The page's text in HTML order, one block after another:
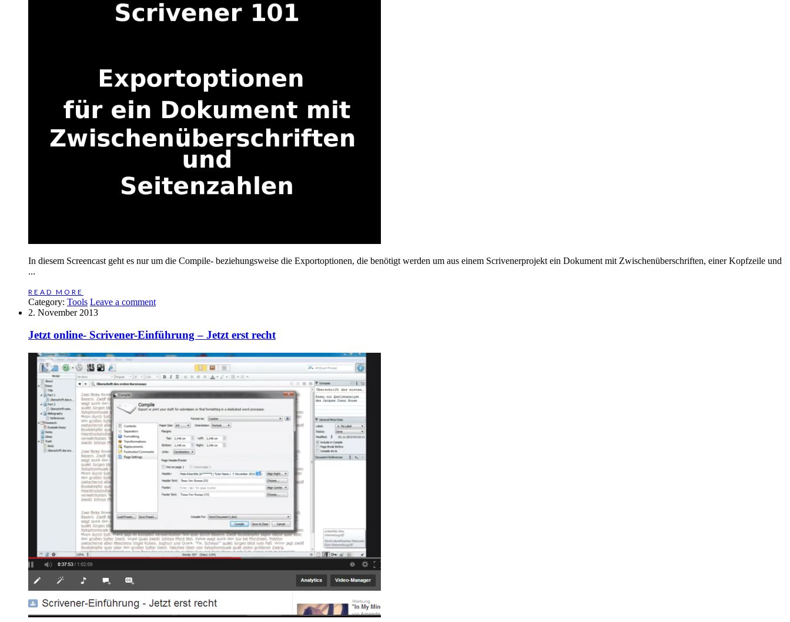
In diesem Screencast geht es nur um die Compile- beziehungsweise die Exportoptionen, die benötigt werden um aus einem Scrivenerprojekt ein Dokument mit Zwischenüberschriften, einer Kopfzeile und
...
READ MORE
Category: Tools Leave a comment
2. November 2013
Jetzt online- Scrivener-Einführung – Jetzt erst recht